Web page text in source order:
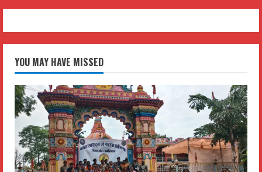
YOU MAY HAVE MISSED